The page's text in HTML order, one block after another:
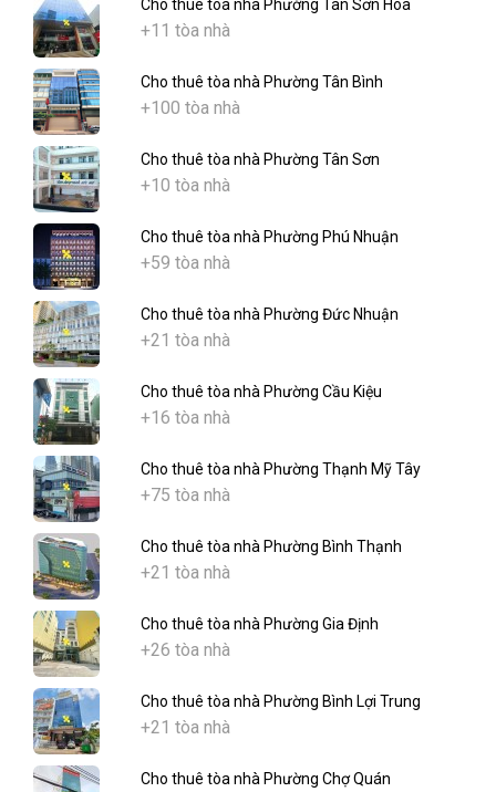
Cho thuê tòa nhà Phường Tân Sơn Hòa
+11 tòa nhà
Cho thuê tòa nhà Phường Tân Bình
+100 tòa nhà
Cho thuê tòa nhà Phường Tân Sơn
+10 tòa nhà
Cho thuê tòa nhà Phường Phú Nhuận
+59 tòa nhà
Cho thuê tòa nhà Phường Đức Nhuận
+21 tòa nhà
Cho thuê tòa nhà Phường Cầu Kiệu
+16 tòa nhà
Cho thuê tòa nhà Phường Thạnh Mỹ Tây
+75 tòa nhà
Cho thuê tòa nhà Phường Bình Thạnh
+21 tòa nhà
Cho thuê tòa nhà Phường Gia Định
+26 tòa nhà
Cho thuê tòa nhà Phường Bình Lợi Trung
+21 tòa nhà
Cho thuê tòa nhà Phường Chợ Quán